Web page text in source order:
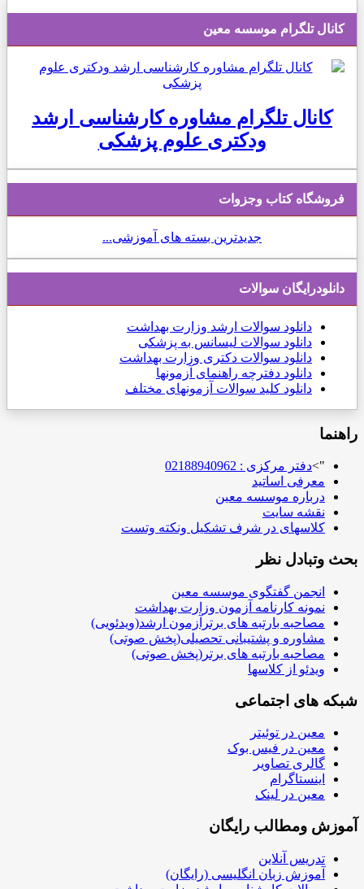
کانال تلگرام موسسه معین
کانال تلگرام مشاوره کارشناسی ارشد
ودکتری علوم پزشکی
فروشگاه کتاب وجزوات
جدیدترین بسته های آموزشی...
دانلودرایگان سوالات
دانلود سوالات ارشد وزارت بهداشت
دانلود سوالات لیسانس به پزشکی
دانلود سوالات دکتری وزارت بهداشت
دانلود دفترچه راهنمای آزمونها
دانلود کلید سوالات آزمونهای مختلف
راهنما
">دفتر مرکزی : 02188940962
معرفی اساتید
درباره موسسه معین
نقشه سایت
کلاسهای در شرف تشکیل ونکته وتست
بحث وتبادل نظر
انجمن گفتگوی موسسه معین
نمونه کارنامه آزمون وزارت بهداشت
مصاحبه بارتبه های برترآزمون ارشد(ویدئویی)
مشاوره و پشتیبانی تحصیلی(پخش صوتی)
مصاحبه بارتبه های برتر(پخش صوتی)
ویدئو از کلاسها
شبکه های اجتماعی
معین در توئیتر
معین در فیس بوک
گالری تصاویر
اینستاگرام
معین در لینک
آموزش ومطالب رایگان
تدریس آنلاین
آموزش زبان انگلیسی (رایگان)